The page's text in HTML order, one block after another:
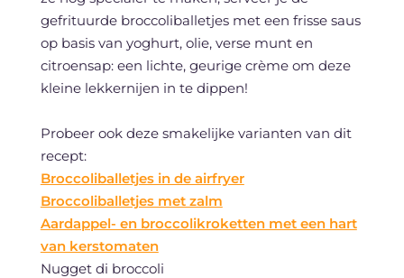
gefrituurde broccoliballetjes met een frisse saus
op basis van yoghurt, olie, verse munt en
citroensap: een lichte, geurige crème om deze
kleine lekkernijen in te dippen!
Probeer ook deze smakelijke varianten van dit
recept:
Broccoliballetjes in de airfryer
Broccoliballetjes met zalm
Aardappel- en broccolikroketten met een hart
van kerstomaten
Nugget di broccoli